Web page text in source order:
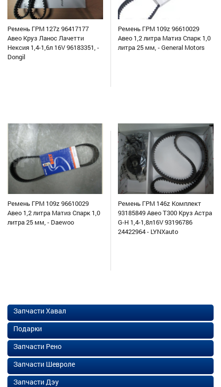
Ремень ГРМ 127z 96417177
Авео Круз Ланос Лачетти
Нексия 1,4-1,6л 16V 96183351, -
Dongil
Ремень ГРМ 109z 96610029
Авео 1,2 литра Матиз Спарк 1,0
литра 25 мм, - General Motors
Ремень ГРМ 109z 96610029
Авео 1,2 литра Матиз Спарк 1,0
литра 25 мм, - Daewoo
Ремень ГРМ 146z Комплект
93185849 Авео Т300 Круз Астра
G-H 1,4-1,8л16V 93196786
24422964 - LYNXauto
Запчасти Хавал
Подарки
Запчасти Рено
Запчасти Шевроле
Запчасти Дэу